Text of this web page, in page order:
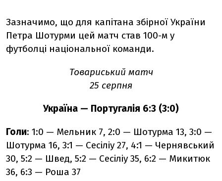
Зазначимо, що для капітана збірної України
Петра Шотурми цей матч став 100-м у
футболці національної команди.
Товариський матч
25 серпня
Україна — Португалія 6:3 (3:0)
Голи: 1:0 — Мельник 7, 2:0 — Шотурма 13, 3:0 —
Шотурма 16, 3:1 — Сесіліу 27, 4:1 — Чернявський
30, 5:2 — Швед, 5:2 — Сесіліу 35, 6:2 — Микитюк
36, 6:3 — Роша 37